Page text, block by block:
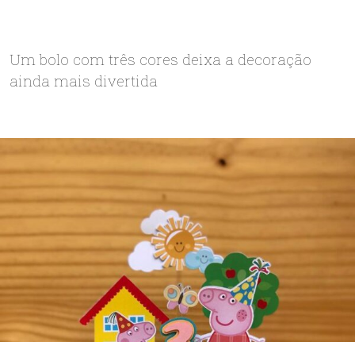
Um bolo com três cores deixa a decoração
ainda mais divertida